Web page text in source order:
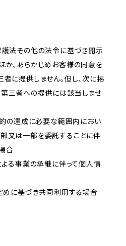
護法その他の法令に基づき開示
か、あらかじめお客様の同意を
に提供しません。但し、次に掲
三者への提供には該当しませ
的の達成に必要な範囲内におい
又は一部を委託することに伴
合
よる事業の承継に伴って個人情
めに基づき共同利用する場合